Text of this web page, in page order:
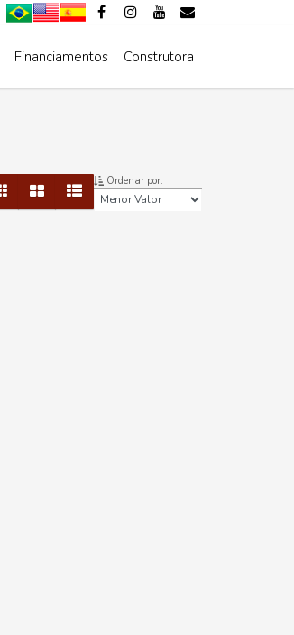
Construtora
Financiamentos
Ordenar por: